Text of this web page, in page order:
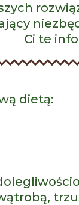
Ci te
dietą: